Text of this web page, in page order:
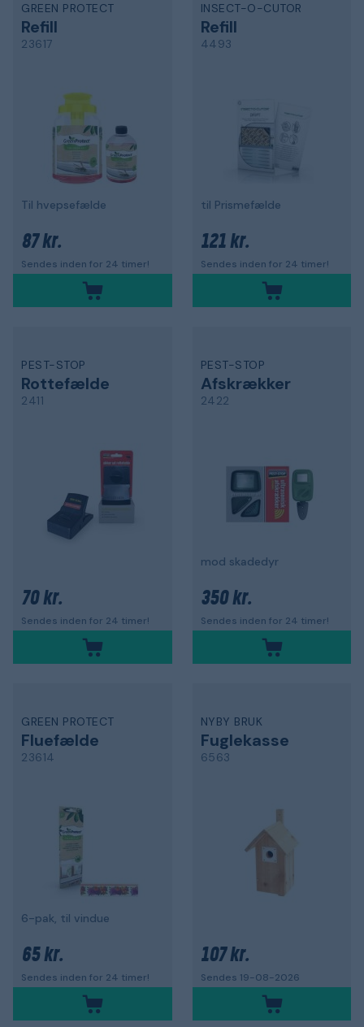
GREEN PROTECT
Refill
23617
Til hvepsefælde
87 kr.
Sendes inden for 24 timer!
INSECT-O-CUTOR
Refill
4493
til Prismefælde
121 kr.
Sendes inden for 24 timer!
PEST-STOP
Rottefælde
2411
70 kr.
Sendes inden for 24 timer!
PEST-STOP
Afskrækker
2422
mod skadedyr
350 kr.
Sendes inden for 24 timer!
GREEN PROTECT
Fluefælde
23614
6-pak, til vindue
65 kr.
Sendes inden for 24 timer!
NYBY BRUK
Fuglekasse
6563
107 kr.
Sendes 19-08-2026